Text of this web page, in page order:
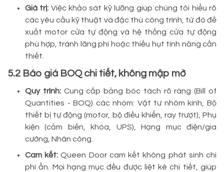
Giá trị: Việc khảo sát kỹ lưỡng giúp chúng tôi hiểu rõ
các yêu cầu kỹ thuật và đặc thù công trình, từ đó đề
xuất motor cửa tự động và hệ thống cửa tự động
phù hợp, tránh lãng phí hoặc thiếu hụt tính năng cần
thiết.
5.2 Báo giá BOQ chi tiết, không mập mờ
Quy trình: Cung cấp bảng bóc tách rõ ràng (Bill of
Quantities - BOQ) các nhóm: Vật tư nhôm kính, Bộ
thiết bị tự động (motor, bộ điều khiển, ray trượt), Phụ
kiện (cảm biến, khóa, UPS), Hạng mục điện/gia
cường, Nhân công.
Cam kết: Queen Door cam kết không phát sinh chi
phí ẩn. Mọi hạng mục đều được liệt kê chi tiết, giúp